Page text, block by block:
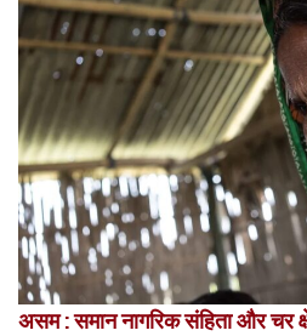
असम : समान नागरिक संहिता और चर